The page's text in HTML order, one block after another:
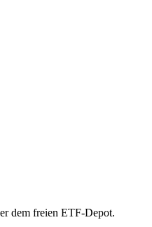
dem freien ETF-Depot.